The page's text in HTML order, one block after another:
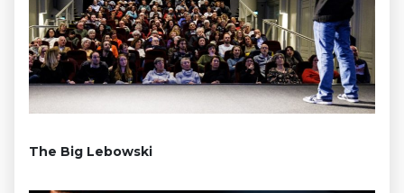
The Big Lebowski